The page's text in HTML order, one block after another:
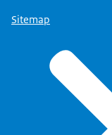
Sitemap